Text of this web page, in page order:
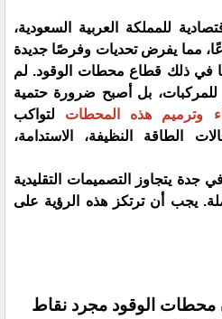
للمملكة العربية السعودية،
مما يفرض تحديات وفرصًا جديدة
بما في ذلك قطاع محطات الوقود. لم
للمركبات، بل أصبح ضرورة حتمية
وترميم هذه المحطات لتواكب
الطاقة النظيفة، الاستدامة،
جدة يتجاوز التصميمات التقليدية
يجب أن ترتكز هذه الرؤية على
محطات الوقود مجرد نقاط